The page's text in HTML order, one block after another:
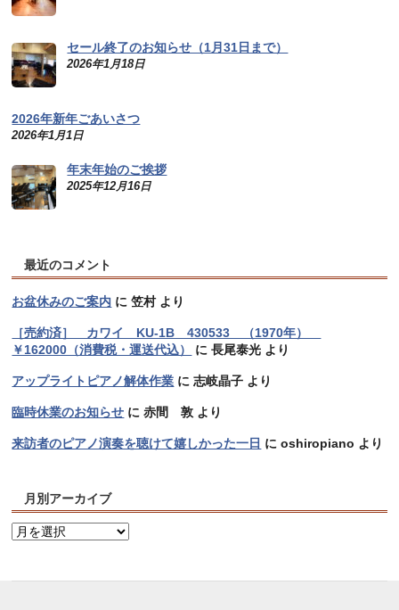
セール終了のお知らせ（1月31日まで）
2026年1月18日
2026年新年ごあいさつ
2026年1月1日
年末年始のご挨拶
2025年12月16日
最近のコメント
お盆休みのご案内 に笠村より
［売約済］ カワイ KU-1B 430533 （1970年）
￥162000（消費税・運送代込）
に長尾泰光 より
アップライトピアノ解体作業 に志岐晶子 より
臨時休業のお知らせ に赤間 敦 より
来訪者のピアノ演奏を聴けて嬉しかった一日 にoshiropiano より
月別アーカイブ
月